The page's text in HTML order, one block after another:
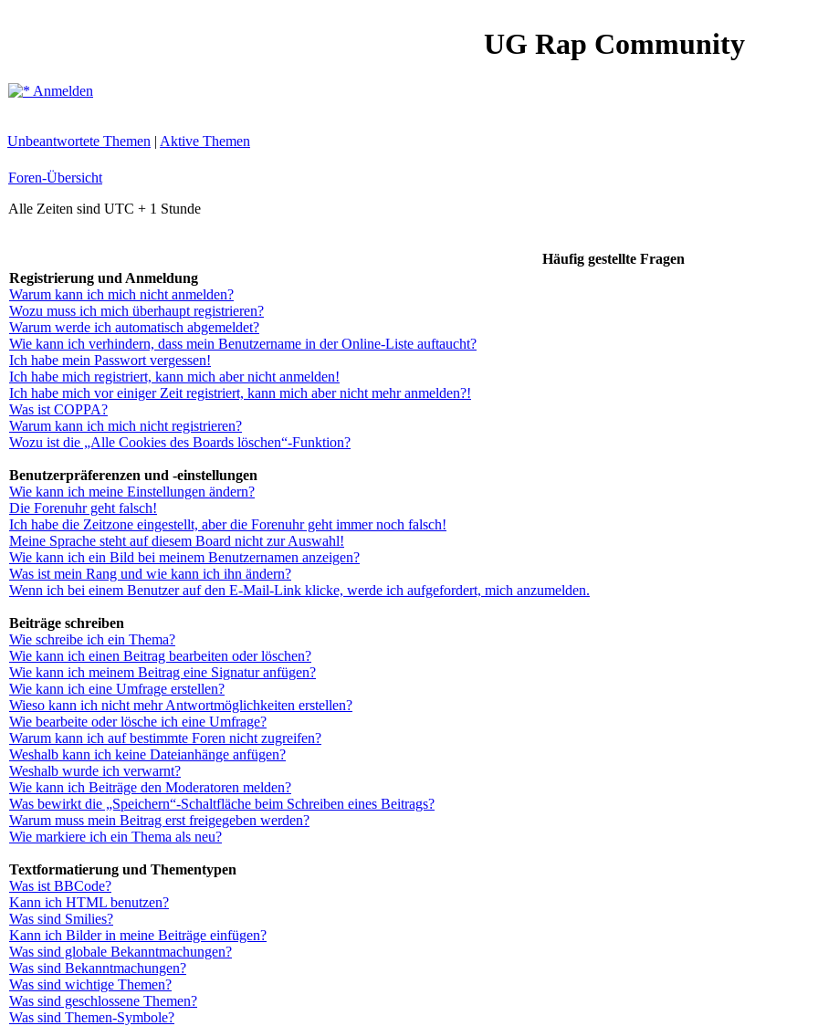
UG Rap Community
Anmelden
Unbeantwortete Themen | Aktive Themen
Foren-Übersicht
Alle Zeiten sind UTC + 1 Stunde
Häufig gestellte Fragen
Registrierung und Anmeldung
Warum kann ich mich nicht anmelden?
Wozu muss ich mich überhaupt registrieren?
Warum werde ich automatisch abgemeldet?
Wie kann ich verhindern, dass mein Benutzername in der Online-Liste auftaucht?
Ich habe mein Passwort vergessen!
Ich habe mich registriert, kann mich aber nicht anmelden!
Ich habe mich vor einiger Zeit registriert, kann mich aber nicht mehr anmelden?!
Was ist COPPA?
Warum kann ich mich nicht registrieren?
Wozu ist die „Alle Cookies des Boards löschen“-Funktion?
Benutzerpräferenzen und -einstellungen
Wie kann ich meine Einstellungen ändern?
Die Forenuhr geht falsch!
Ich habe die Zeitzone eingestellt, aber die Forenuhr geht immer noch falsch!
Meine Sprache steht auf diesem Board nicht zur Auswahl!
Wie kann ich ein Bild bei meinem Benutzernamen anzeigen?
Was ist mein Rang und wie kann ich ihn ändern?
Wenn ich bei einem Benutzer auf den E-Mail-Link klicke, werde ich aufgefordert, mich anzumelden.
Beiträge schreiben
Wie schreibe ich ein Thema?
Wie kann ich einen Beitrag bearbeiten oder löschen?
Wie kann ich meinem Beitrag eine Signatur anfügen?
Wie kann ich eine Umfrage erstellen?
Wieso kann ich nicht mehr Antwortmöglichkeiten erstellen?
Wie bearbeite oder lösche ich eine Umfrage?
Warum kann ich auf bestimmte Foren nicht zugreifen?
Weshalb kann ich keine Dateianhänge anfügen?
Weshalb wurde ich verwarnt?
Wie kann ich Beiträge den Moderatoren melden?
Was bewirkt die „Speichern“-Schaltfläche beim Schreiben eines Beitrags?
Warum muss mein Beitrag erst freigegeben werden?
Wie markiere ich ein Thema als neu?
Textformatierung und Thementypen
Was ist BBCode?
Kann ich HTML benutzen?
Was sind Smilies?
Kann ich Bilder in meine Beiträge einfügen?
Was sind globale Bekanntmachungen?
Was sind Bekanntmachungen?
Was sind wichtige Themen?
Was sind geschlossene Themen?
Was sind Themen-Symbole?